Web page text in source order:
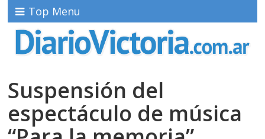
Top Menu
Suspensión del
espectáculo de música